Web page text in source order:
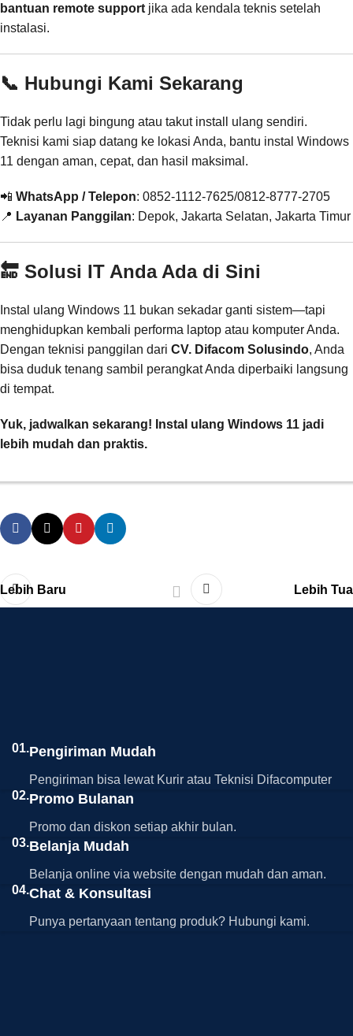
bantuan remote support jika ada kendala teknis setelah
instalasi.
📞 Hubungi Kami Sekarang
Tidak perlu lagi bingung atau takut install ulang sendiri.
Teknisi kami siap datang ke lokasi Anda, bantu instal Windows
11 dengan aman, cepat, dan hasil maksimal.
📲 WhatsApp / Telepon: 0852-1112-7625/0812-8777-2705
📍 Layanan Panggilan: Depok, Jakarta Selatan, Jakarta Timur
🔚 Solusi IT Anda Ada di Sini
Instal ulang Windows 11 bukan sekadar ganti sistem—tapi
menghidupkan kembali performa laptop atau komputer Anda.
Dengan teknisi panggilan dari CV. Difacom Solusindo, Anda
bisa duduk tenang sambil perangkat Anda diperbaiki langsung
di tempat.
Yuk, jadwalkan sekarang! Instal ulang Windows 11 jadi
lebih mudah dan praktis.
Lebih Baru Lebih Tua
01.Pengiriman Mudah
Pengiriman bisa lewat Kurir atau Teknisi Difacomputer
02.Promo Bulanan
Promo dan diskon setiap akhir bulan.
03.Belanja Mudah
Belanja online via website dengan mudah dan aman.
04.Chat & Konsultasi
Punya pertanyaan tentang produk? Hubungi kami.